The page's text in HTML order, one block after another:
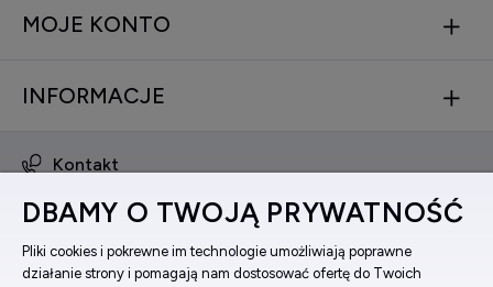
MOJE KONTO
INFORMACJE
Kontakt
ul. Bema 5, 33-100 Tarnów, woj. małopolskie
Facebook
DBAMY O TWOJĄ PRYWATNOŚĆ
Pliki cookies i pokrewne im technologie umożliwiają poprawne
działanie strony i pomagają nam dostosować ofertę do Twoich